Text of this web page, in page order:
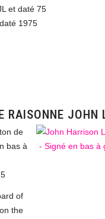
et daté 75
1975
RAISONNE JOHN
de
bas à
of
the